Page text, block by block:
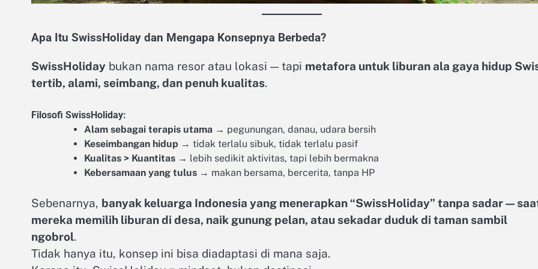
Apa Itu SwissHoliday dan Mengapa Konsepnya Berbeda?
SwissHoliday bukan nama resor atau lokasi — tapi metafora untuk liburan ala gaya hidup
tertib, alami, seimbang, dan penuh kualitas.
Filosofi SwissHoliday:
Alam sebagai terapis utama → pegunungan, danau, udara bersih
Keseimbangan hidup → tidak terlalu sibuk, tidak terlalu pasif
Kualitas > Kuantitas → lebih sedikit aktivitas, tapi lebih bermakna
Kebersamaan yang tulus → makan bersama, bercerita, tanpa HP
Sebenarnya, banyak keluarga Indonesia yang menerapkan “SwissHoliday” tanpa sadar —
mereka memilih liburan di desa, naik gunung pelan, atau sekadar duduk di taman sambil
ngobrol.
Tidak hanya itu, konsep ini bisa diadaptasi di mana saja.